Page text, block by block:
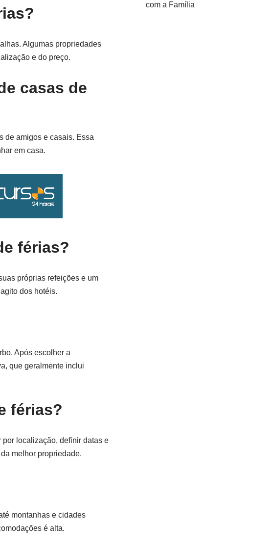
Algumas propriedades
e do preço.
casas de
de amigos e casais. Essa
em casa.
férias?
próprias refeições e um
dos hotéis.
Após escolher a
que geralmente inclui
férias?
localização, definir datas e
melhor propriedade.
montanhas e cidades
é alta.
com a Família